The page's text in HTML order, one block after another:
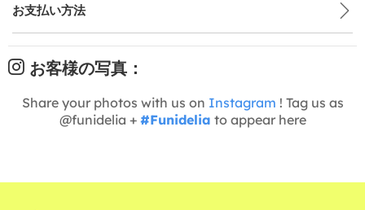
お支払い方法
お客様の写真：
Share your photos with us on Instagram ! Tag us as
@funidelia + #Funidelia to appear here